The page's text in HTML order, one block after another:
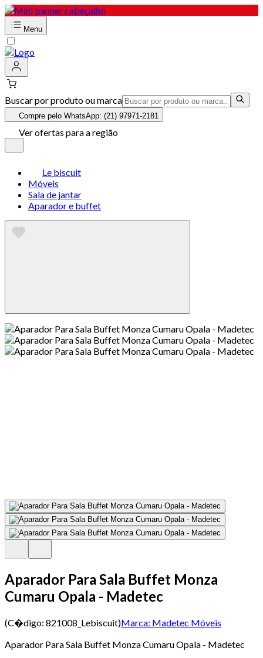
Menu
Buscar por produto ou marca
Compre pelo WhatsApp: (21) 97971-2181
Ver ofertas para a região
Le biscuit
Móveis
Sala de jantar
Aparador e buffet
Aparador Para Sala Buffet Monza
Cumaru Opala - Madetec
(C�digo: 821008_Lebiscuit)Marca: Madetec Móveis
Aparador Para Sala Buffet Monza Cumaru Opala - Madetec